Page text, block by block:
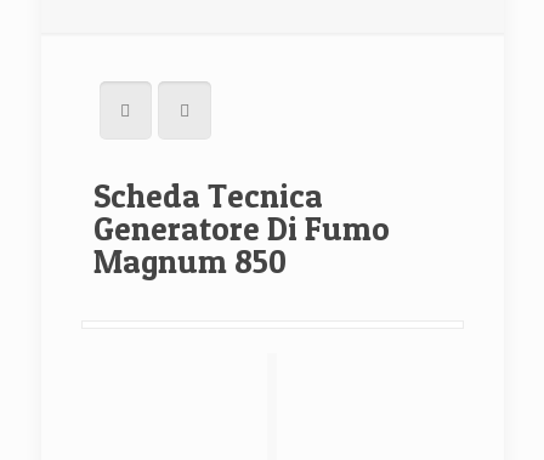
Scheda Tecnica
Generatore Di Fumo
Magnum 850